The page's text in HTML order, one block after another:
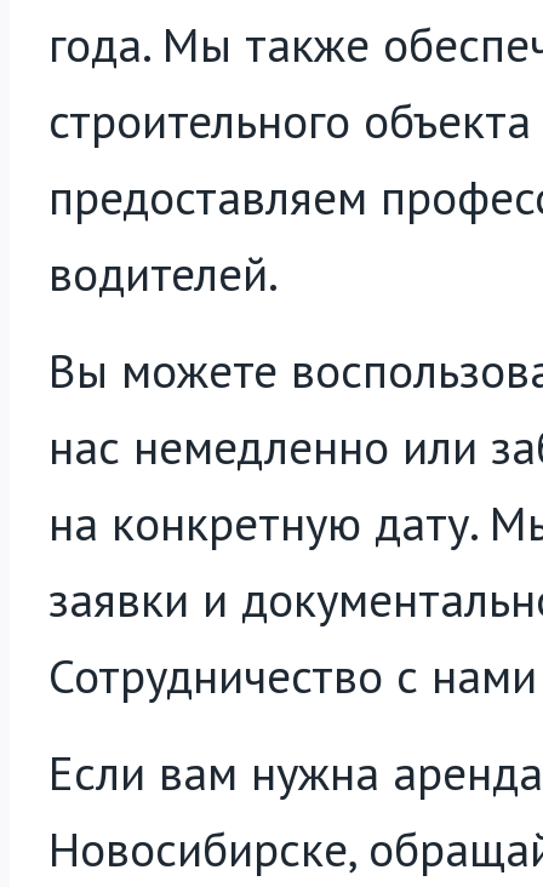
года. Мы также
строительного
предоставляем
водителей.
Вы можете
нас немедленно или
на конкретную дату.
заявки и
Сотрудничество с
Если вам нужна
Новосибирске,